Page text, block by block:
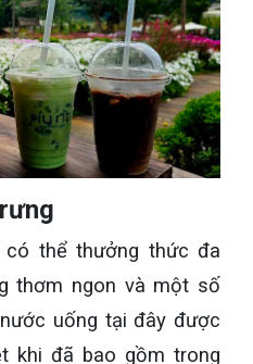
thể thưởng thức đa
thơm ngon và một số
uống tại đây được
khi đã bao gồm trong